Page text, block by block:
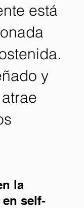
está
y
la
self-